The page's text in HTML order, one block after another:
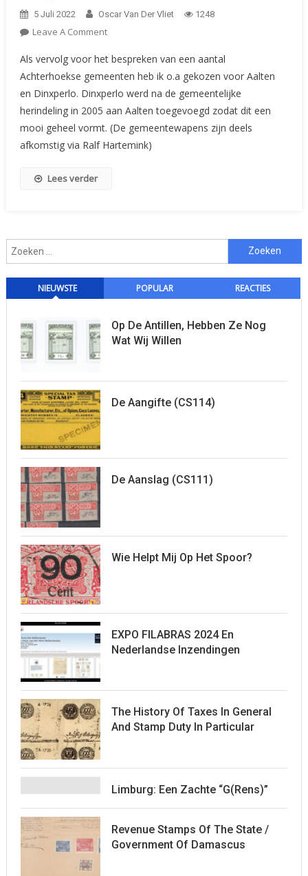
5 Juli 2022 Oscar Van Der Vliet 1248
Leave A CommentOn
Uw
Gemeentelijke
Zegels:
Aalten
Als vervolg voor het bespreken van een aantal
Achterhoekse gemeenten heb ik o.a gekozen voor Aalten
en Dinxperlo. Dinxperlo werd na de gemeentelijke
herindeling in 2005 aan Aalten toegevoegd zodat dit een
mooi geheel vormt. (De gemeentewapens zijn deels
afkomstig via Ralf Hartemink)
Lees verder
Zoeken
naar:
NIEUWSTE POPULAR REACTIES
Op De Antillen, Hebben Ze Nog
Wat Wij Willen
De Aangifte (CS114)
De Aanslag (CS111)
Wie Helpt Mij Op Het Spoor?
EXPO FILABRAS 2024 En
Nederlandse Inzendingen
The History Of Taxes In General
And Stamp Duty In Particular
Limburg: Een Zachte “G(rens)”
Revenue Stamps Of The State /
Government Of Damascus